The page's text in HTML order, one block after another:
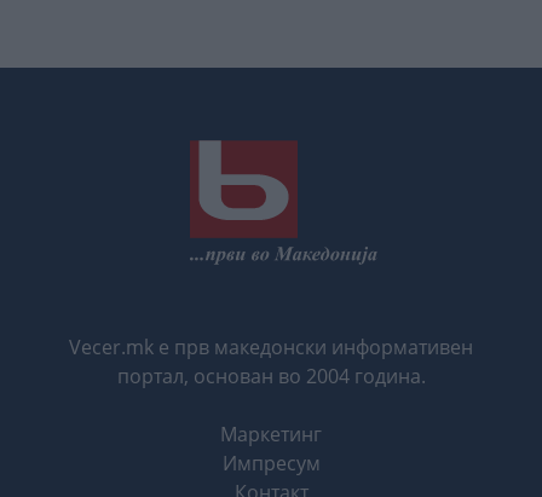
Vecer.mk е прв македонски информативен
портал, основан во 2004 година.
Маркетинг
Импресум